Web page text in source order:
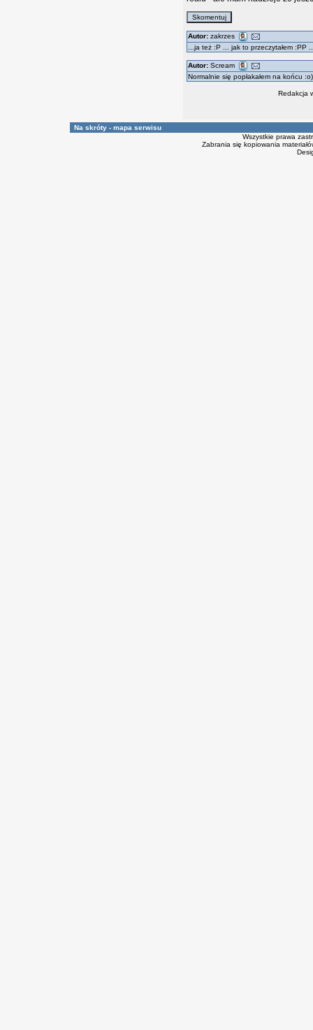
Autor: zakrzes
...ja też :P ... jak to przeczytałem
Autor: Scream
Normalnie się popłakałem na końcu :o)
Redakcja
Na skróty - mapa serwisu
Wszystkie prawa
Zabrania się kopiowania